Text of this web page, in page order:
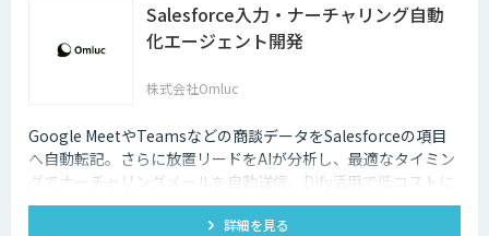
Salesforce入力・ナーチャリング自動
化エージェント開発
株式会社Omluc
Google MeetやTeamsなどの商談データをSalesforceの項目
へ自動転記。さらに放置リードをAIが分析し、最適なタイミン
グでナーチャリングメールを自動送信。Dify活用で低コストに
実現します。
詳細を見る